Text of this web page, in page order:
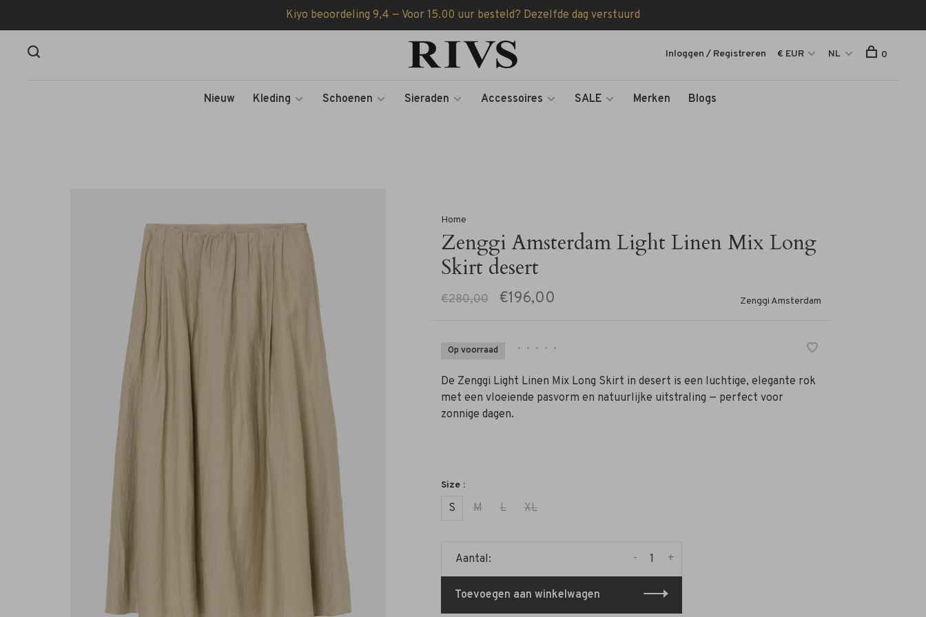
Kiyo beoordeling 9,4 — Voor 15.00 uur besteld? Dezelfde dag verstuurd
Nieuw Kleding Schoenen Sieraden Accessoires SALE Merken Blogs
Inloggen / Registreren € EUR NL 0
Home
Zenggi Amsterdam Light Linen Mix Long
Skirt desert
€280,00 €196,00 Zenggi Amsterdam
Op voorraad • • • • •
De Zenggi Light Linen Mix Long Skirt in desert is een luchtige, elegante rok
met een vloeiende pasvorm en natuurlijke uitstraling — perfect voor
zonnige dagen.
Size :
S M L XL
Aantal: +
-
Toevoegen aan winkelwagen